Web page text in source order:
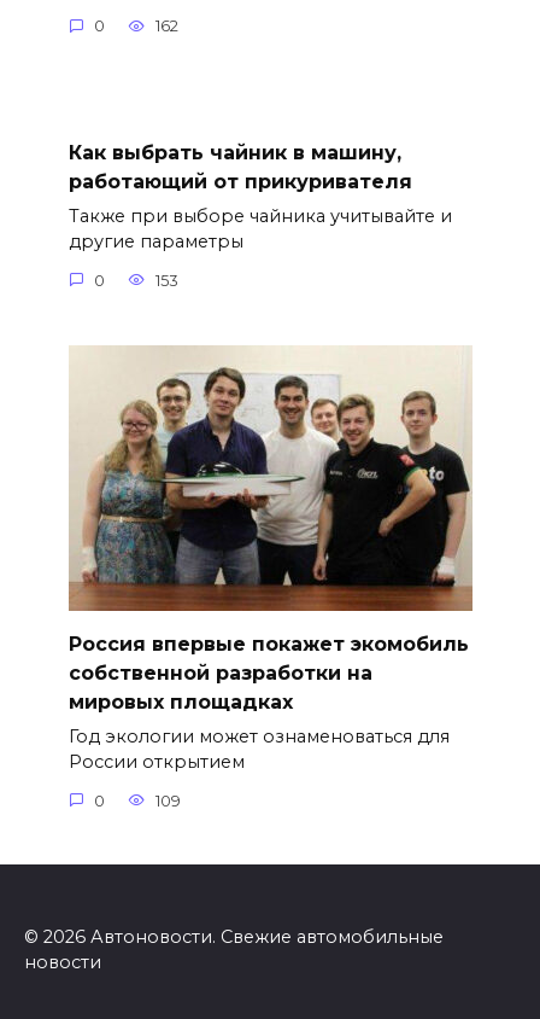
0 162
Как выбрать чайник в машину,
работающий от прикуривателя
Также при выборе чайника учитывайте и
другие параметры
0 153
Россия впервые покажет экомобиль
собственной разработки на
мировых площадках
Год экологии может ознаменоваться для
России открытием
0 109
© 2026 Автоновости. Свежие автомобильные
новости